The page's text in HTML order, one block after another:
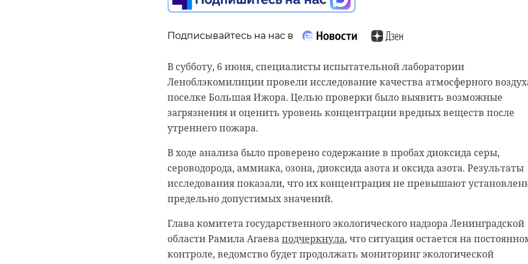
Подписывайтесь на нас в
В субботу, 6 июня, специалисты испытательной лаборатории
Леноблэкомилиции провели исследование качества атмосферного
поселке Большая Ижора. Целью проверки было выявить возможные
загрязнения и оценить уровень концентрации вредных веществ после
утреннего пожара.
В ходе анализа было проверено содержание в пробах диоксида серы,
сероводорода, аммиака, озона, диоксида азота и оксида азота. Результаты
исследования показали, что их концентрация не превышают
предельно допустимых значений.
Глава комитета государственного экологического надзора Ленинградской
области Рамила Агаеваподчеркнула, что ситуация остается на
контроле, ведомство будет продолжать мониторинг экологической
Подписывайтесь на нас в
В соцсетях стремительно распространяется видео с реки Волхов, на
два рыбака выловили сома невероятных размеров. Петербуржцы Алексей
Кухарь и Филипп Векшин говорят, что даже не могли вообразить рыбу
длиннее человеческого роста, которая водится в Ленинградской области.
Росгидрометпрогнозируетветер разных направлений 2-5 м/с.
воздуха ночью составит от +8 до +13℃, а днем поднимется до +21...+26℃.
начнет постепенно снижаться.
Фото: https://yandex.ru/maps/org/fregat_shtandart/72087876106/gallery/